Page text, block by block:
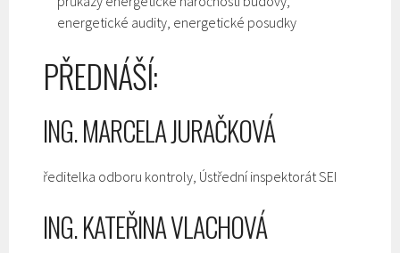
energetické audity, energetické posudky
PŘEDNÁŠÍ:
ING. MARCELA JURAČKOVÁ
ředitelka odboru kontroly, Ústřední inspektorát SEI
ING. KATEŘINA VLACHOVÁ